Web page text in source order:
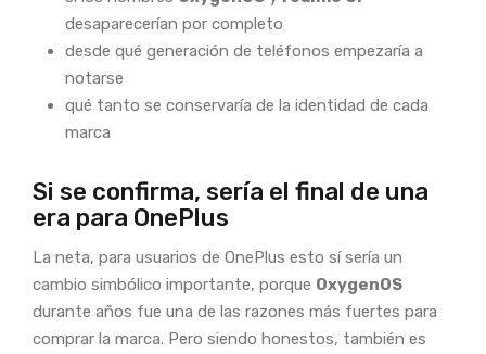
desaparecerían por completo
desde qué generación de teléfonos empezaría a
notarse
qué tanto se conservaría de la identidad de cada
marca
Si se confirma, sería el final de una
era para OnePlus
La neta, para usuarios de OnePlus esto sí sería un
cambio simbólico importante, porque OxygenOS
durante años fue una de las razones más fuertes para
comprar la marca. Pero siendo honestos, también es